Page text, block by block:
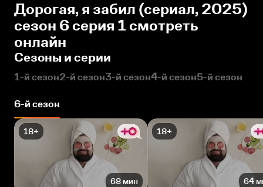
Дорогая, я забил (сериал, 2025)
сезон 6 серия 1 смотреть
онлайн
Сезоны и серии
1-й сезон2-й сезон3-й сезон4-й сезон5-й сезон
6-й сезон
18+
68 мин
18+
64